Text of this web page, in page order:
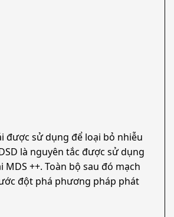
được sử dụng để loại bỏ nhiễu
là nguyên tắc được sử dụng
++. Toàn bộ sau đó mạch
đột phá phương pháp phát